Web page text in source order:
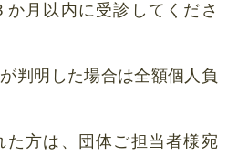
月以内に受診してくださ
判明した場合は全額個人負
た方は、団体ご担当者様宛